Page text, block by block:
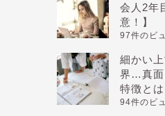
会人2年
意！】
97件のビ
細かい
界…真面
特徴とは
94件のビ